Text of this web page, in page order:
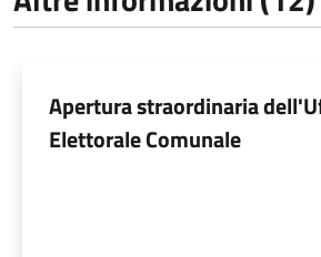
Apertura straordinaria
Elettorale Comunale